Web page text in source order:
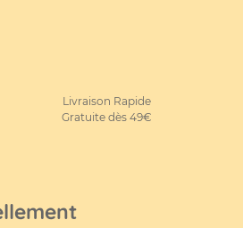
Livraison Rapide
Gratuite dès 49€